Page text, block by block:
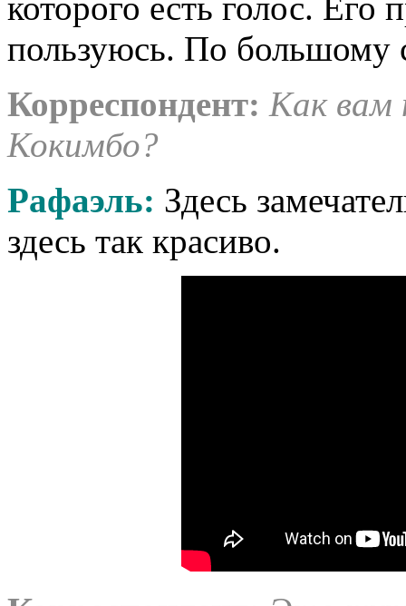
пользуюсь. По большому
Корреспондент: Как вам
Кокимбо?
Рафаэль: Здесь
здесь так красиво.